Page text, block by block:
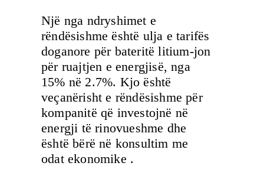
Një nga ndryshimet e
rëndësishme është ulja e tarifës
doganore për bateritë litium-jon
për ruajtjen e energjisë, nga
15% në 2.7%. Kjo është
veçanërisht e rëndësishme për
kompanitë që investojnë në
energji të rinovueshme dhe
është bërë në konsultim me
odat ekonomike .